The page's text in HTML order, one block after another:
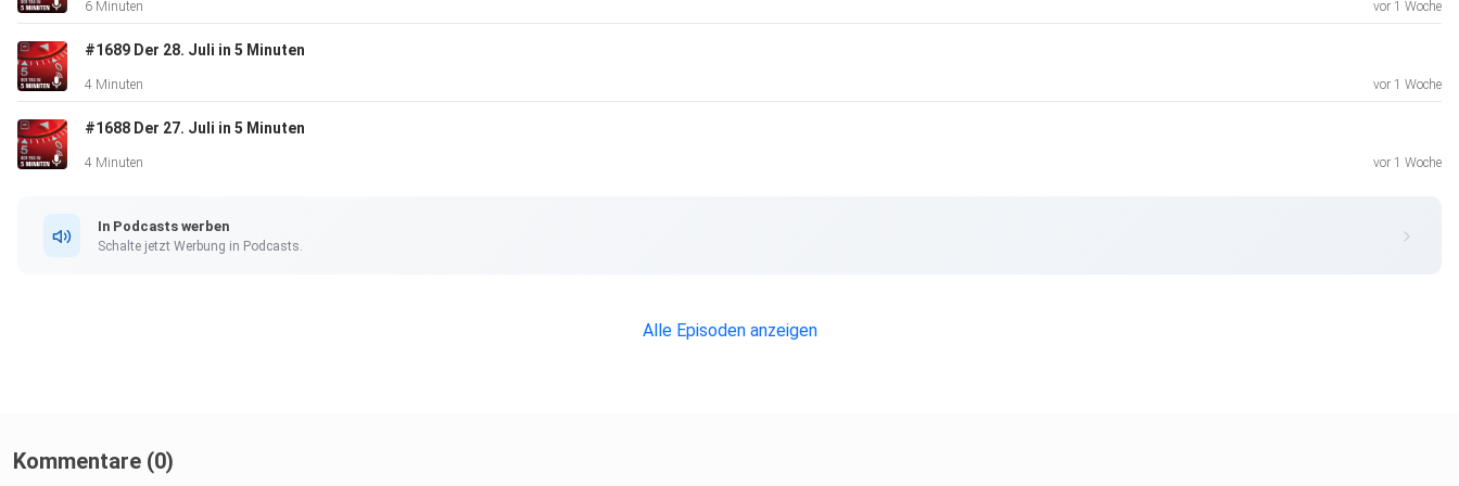
6 Minuten vor 1 Woche
#1689 Der 28. Juli in 5 Minuten
4 Minuten vor 1 Woche
#1688 Der 27. Juli in 5 Minuten
4 Minuten vor 1 Woche
In Podcasts werben
Schalte jetzt Werbung in Podcasts.
Alle Episoden anzeigen
Kommentare (0)